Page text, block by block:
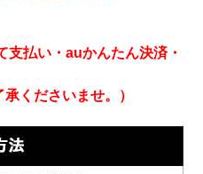
払い・auかんたん決済・
くださいませ。）